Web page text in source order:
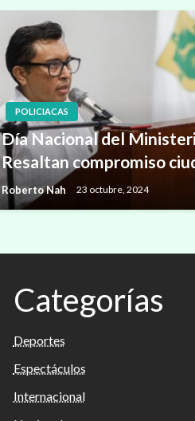
POLICIACAS
Día Nacional del
Resaltan compromiso
Roberto Nah 23 octubre, 2024
Categorías
Deportes
Espectáculos
Internacional